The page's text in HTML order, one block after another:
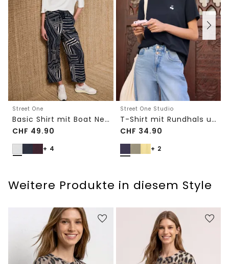
Street One
Basic Shirt mit Boat Neck und Elastikbund
CHF 49.90
+ 4
Street One Studio
T-Shirt mit Rundhals und Embroidery-Detail
CHF 34.90
+ 2
Weitere Produkte in diesem Style